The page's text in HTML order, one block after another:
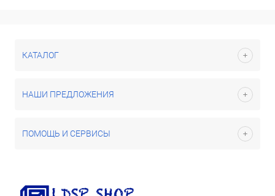
КАТАЛОГ
НАШИ ПРЕДЛОЖЕНИЯ
ПОМОЩЬ И СЕРВИСЫ